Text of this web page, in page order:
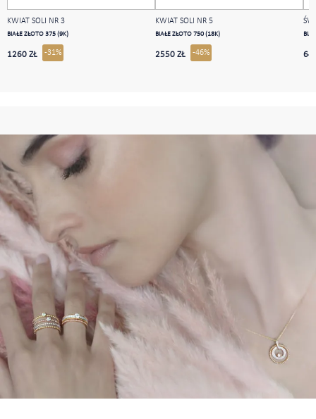
KWIAT SOLI NR 3
BIAŁE ZŁOTO 375 (9K)
1260 ZŁ -31%
KWIAT SOLI NR 5
BIAŁE ZŁOTO 750 (18K)
2550 ZŁ -46%